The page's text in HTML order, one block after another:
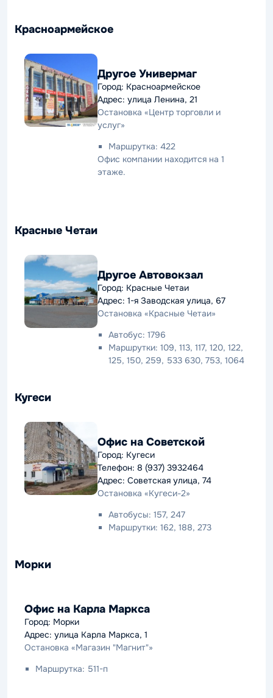
Красноармейское
Другое Универмаг
Город: Красноармейское
Адрес: улица Ленина, 21
Остановка «Центр торговли и
услуг»
Маршрутка: 422
Офис компании находится на 1
этаже.
Красные Четаи
Другое Автовокзал
Город: Красные Четаи
Адрес: 1-я Заводская улица, 67
Остановка «Красные Четаи»
Автобус: 1796
Маршрутки: 109, 113, 117, 120, 122,
125, 150, 259, 533 630, 753, 1064
Кугеси
Офис на Советской
Город: Кугеси
Телефон: 8 (937) 3932464
Адрес: Советская улица, 74
Остановка «Кугеси-2»
Автобусы: 157, 247
Маршрутки: 162, 188, 273
Морки
Офис на Карла Маркса
Город: Морки
Адрес: улица Карла Маркса, 1
Остановка «Магазин "Магнит"»
Маршрутка: 511-п